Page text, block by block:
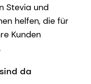
Stevia und
helfen, die für
Kunden
da